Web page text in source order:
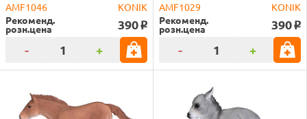
AMF1046
KONIK
Рекоменд.
розн.цена 390 o
- +
AMF1029
KONIK
Рекоменд.
розн.цена 390 o
- +